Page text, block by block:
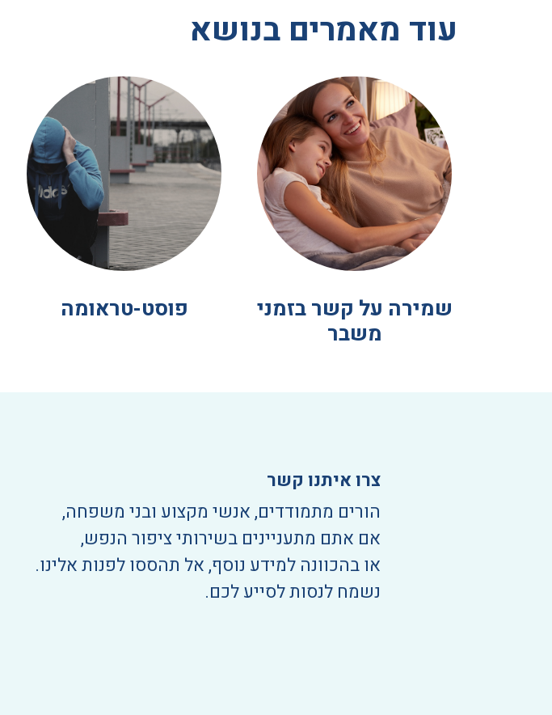
עוד מאמרים בנושא
שמירה על קשר בזמני
משבר
פוסט-טראומה
צרו איתנו קשר
הורים מתמודדים, אנשי מקצוע ובני משפחה,
אם אתם מתעניינים בשירותי ציפור הנפש,
או בהכוונה למידע נוסף, אל תהססו לפנות אלינו.
נשמח לנסות לסייע לכם.